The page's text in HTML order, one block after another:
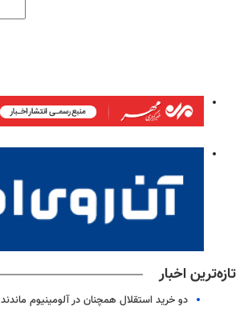
تازه‌ترین اخبار
دو خرید استقلال همچنان در آلومینیوم ماندند